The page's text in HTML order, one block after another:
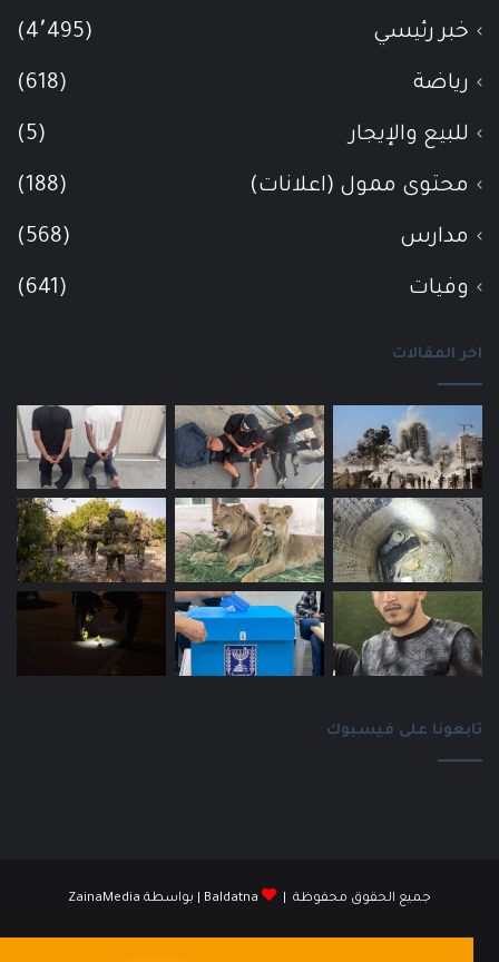
خبر رئيسي (4٬495)
رياضة (618)
للبيع والإيجار (5)
محتوى ممول (اعلانات) (188)
مدارس (568)
وفيات (641)
اخر المقالات
تابعونا على فيسبوك
جميع الحقوق محفوظة | Baldatna | بواسطة ZainaMedia